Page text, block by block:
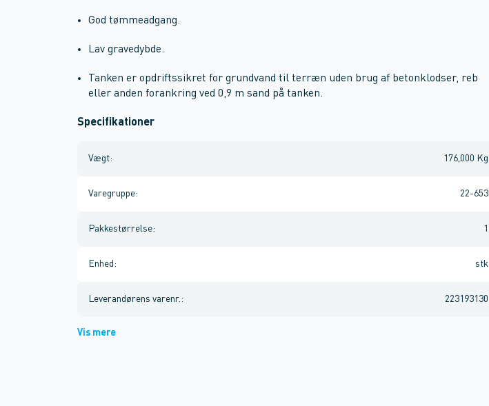
God tømmeadgang.
Lav gravedybde.
Tanken er opdriftssikret for grundvand til terræn uden brug af betonklodser, reb
eller anden forankring ved 0,9 m sand på tanken.
Specifikationer
Vægt: 176,000 Kg
Varegruppe: 22-653
Pakkestørrelse: 1
Enhed : stk
Leverandørens varenr. : 223193130
Vis mere